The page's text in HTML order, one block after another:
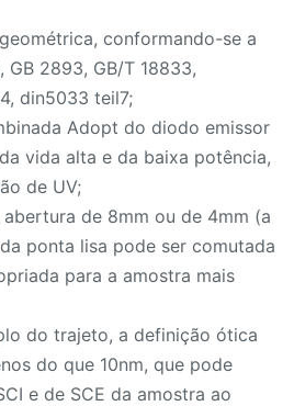
conformando-se a
GB 2893, GB/T 18833,
din5033 teil7;
Adopt do diodo emissor
vida alta e da baixa potência,
de UV;
de 8mm ou de 4mm (a
ponta lisa pode ser comutada
para a amostra mais
do trajeto, a definição ótica
do que 10nm, que pode
e de SCE da amostra ao